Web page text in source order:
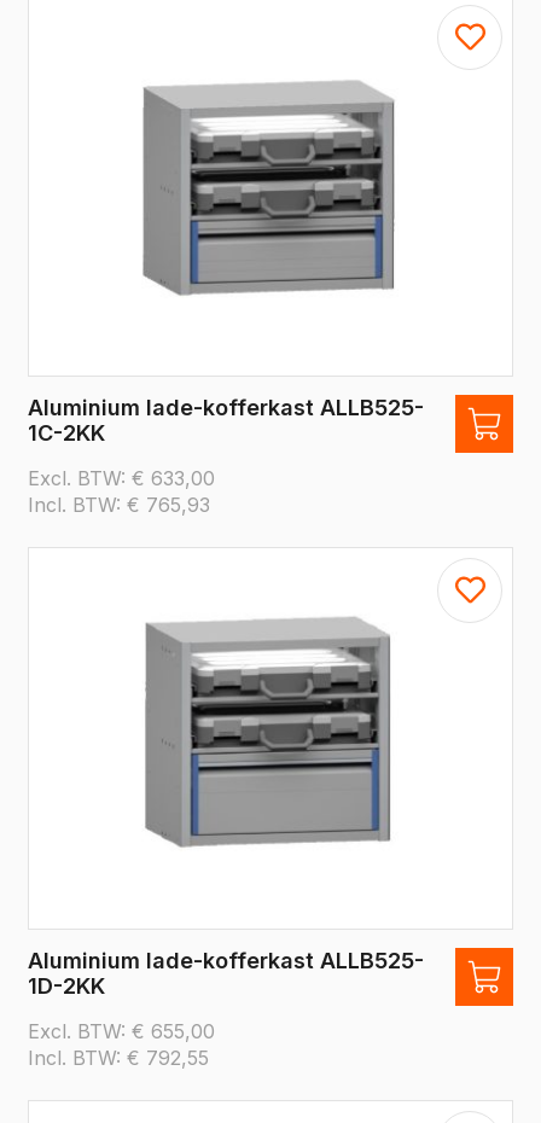
Aluminium lade-kofferkast ALLB525-
1C-2KK
Excl. BTW: € 633,00
Incl. BTW: € 765,93
Aluminium lade-kofferkast ALLB525-
1D-2KK
Excl. BTW: € 655,00
Incl. BTW: € 792,55